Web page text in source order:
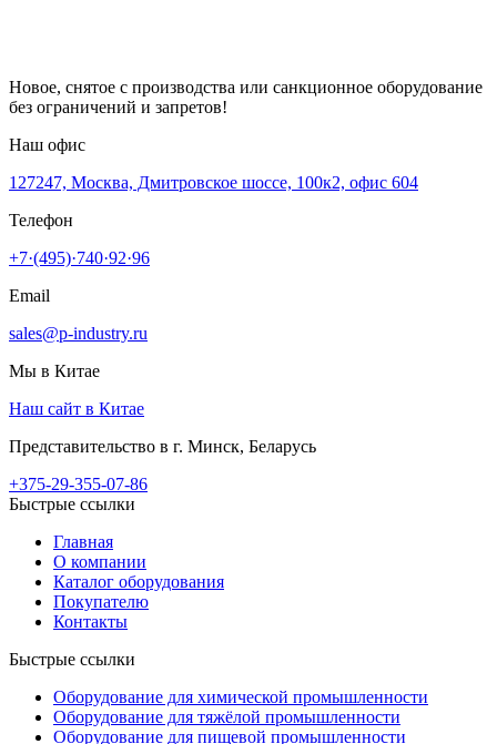
Новое, снятое с производства или санкционное оборудование
без ограничений и запретов!
Наш офис
127247, Москва, Дмитровское шоссе, 100к2, офис 604
Телефон
+7·(495)·740·92·96
Email
sales@p-industry.ru
Мы в Китае
Наш сайт в Китае
Представительство в г. Минск, Беларусь
+375-29-355-07-86
Быстрые ссылки
Главная
О компании
Каталог оборудования
Покупателю
Контакты
Быстрые ссылки
Оборудование для химической промышленности
Оборудование для тяжёлой промышленности
Оборудование для пищевой промышленности